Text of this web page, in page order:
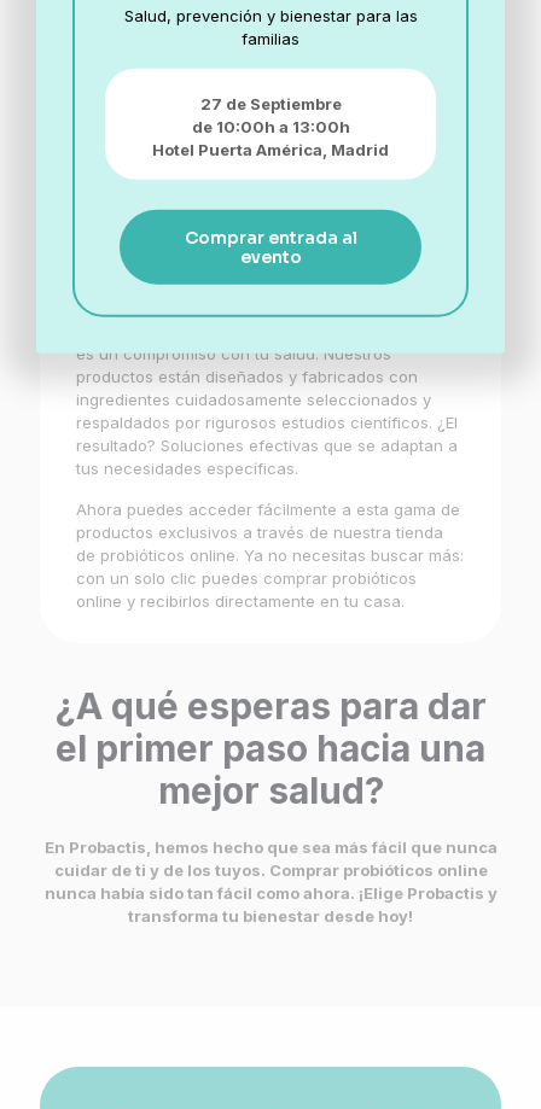
probióticos online, también puedes
conseguir enzimas como Probactis
intolerancia a la histamina.
Probactis es mucho
más que una marca:
es un compromiso con tu salud. Nuestros
productos están diseñados y fabricados con
ingredientes cuidadosamente seleccionados y
respaldados por rigurosos estudios científicos. ¿El
resultado? Soluciones efectivas que se adaptan a
tus necesidades específicas.
Ahora puedes acceder fácilmente a esta gama de
productos exclusivos a través de nuestra tienda
de probióticos online. Ya no necesitas buscar más:
con un solo clic puedes comprar probióticos
online y recibirlos directamente en tu casa.
¿A qué esperas para dar
el primer paso hacia una
mejor salud?
En Probactis, hemos hecho que sea más fácil que nunca
cuidar de ti y de los tuyos. Comprar probióticos online
nunca había sido tan fácil como ahora. ¡Elige Probactis y
transforma tu bienestar desde hoy!
Salud, prevención y bienestar para las
familias
27 de Septiembre
de 10:00h a 13:00h
Hotel Puerta América, Madrid
Comprar entrada al
evento